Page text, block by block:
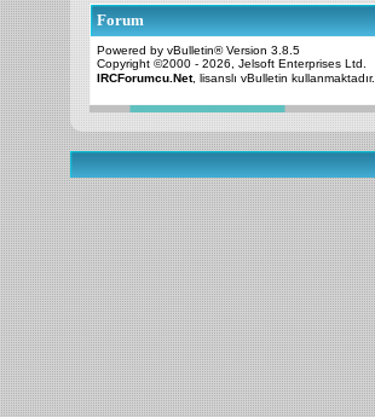
Forum
Powered by vBulletin® Version 3.8.5
Copyright ©2000 - 2026, Jelsoft Enterprises Ltd.
IRCForumcu.Net, lisanslı vBulletin kullanmaktadır.